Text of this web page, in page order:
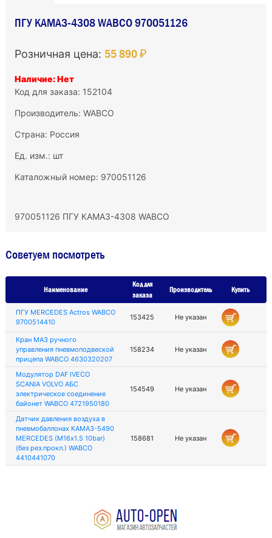
ПГУ КАМАЗ-4308 WABCO 970051126
Розничная цена: 55 890 ₽
Наличие: Нет
Код для заказа: 152104
Производитель: WABCO
Страна: Россия
Ед. изм.: шт
Каталожный номер: 970051126
970051126 ПГУ КАМАЗ-4308 WABCO
Советуем посмотреть
Наименование
Код для
заказа
Производитель Купить
ПГУ MERCEDES Actros WABCO
9700514410
153425 Не указан
Кран МАЗ ручного
управления пневмоподвеской
прицепа WABCO 4630320207
158234 Не указан
Модулятор DAF IVECO
SCANIA VOLVO АБС
электрическое соединение
байонет WABCO 4721950180
154549 Не указан
Датчик давления воздуха в
пневмобаллонах КАМАЗ-5490
MERCEDES (M16х1.5 10bar)
(без рез.прокл.) WABCO
4410441070
158681 Не указан